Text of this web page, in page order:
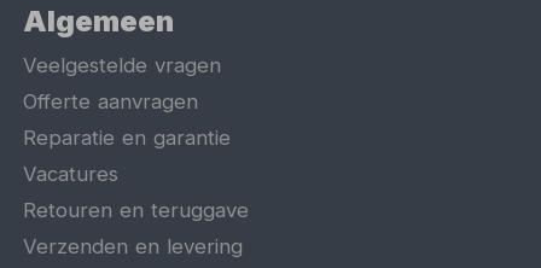
Algemeen
Veelgestelde vragen
Offerte aanvragen
Reparatie en garantie
Vacatures
Retouren en teruggave
Verzenden en levering